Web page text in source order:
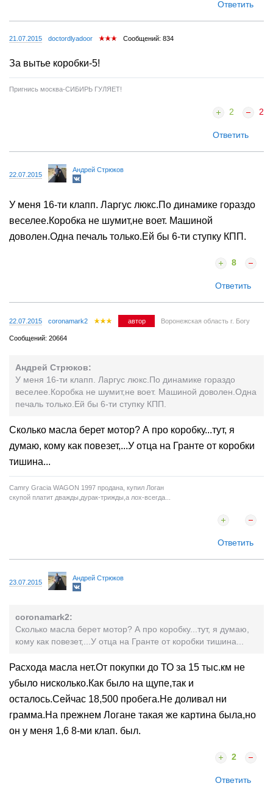
Ответить
21.07.2015 doctordlyadoor Сообщений: 834
За вытье коробки-5!
Пригнись москва-СИБИРЬ ГУЛЯЕТ!
2 2
Ответить
22.07.2015
Андрей Стрюков
У меня 16-ти клапп. Ларгус люкс.По динамике гораздо
веселее.Коробка не шумит,не воет. Машиной
доволен.Одна печаль только.Ей бы 6-ти ступку КПП.
8
Ответить
22.07.2015 coronamark2 автор Воронежская область г. Богу
Сообщений: 20664
Андрей Стрюков:
У меня 16-ти клапп. Ларгус люкс.По динамике гораздо
веселее.Коробка не шумит,не воет. Машиной доволен.Одна
печаль только.Ей бы 6-ти ступку КПП.
Сколько масла берет мотор? А про коробку...тут, я
думаю, кому как повезет,...У отца на Гранте от коробки
тишина...
Camry Gracia WAGON 1997 продана, купил Логан
скупой платит дважды,дурак-трижды,а лох-всегда...
Ответить
23.07.2015
Андрей Стрюков
coronamark2:
Сколько масла берет мотор? А про коробку...тут, я думаю,
кому как повезет,...У отца на Гранте от коробки тишина...
Расхода масла нет.От покупки до ТО за 15 тыс.км не
убыло нисколько.Как было на щупе,так и
осталось.Сейчас 18,500 пробега.Не доливал ни
грамма.На прежнем Логане такая же картина была,но
он у меня 1,6 8-ми клап. был.
2
Ответить